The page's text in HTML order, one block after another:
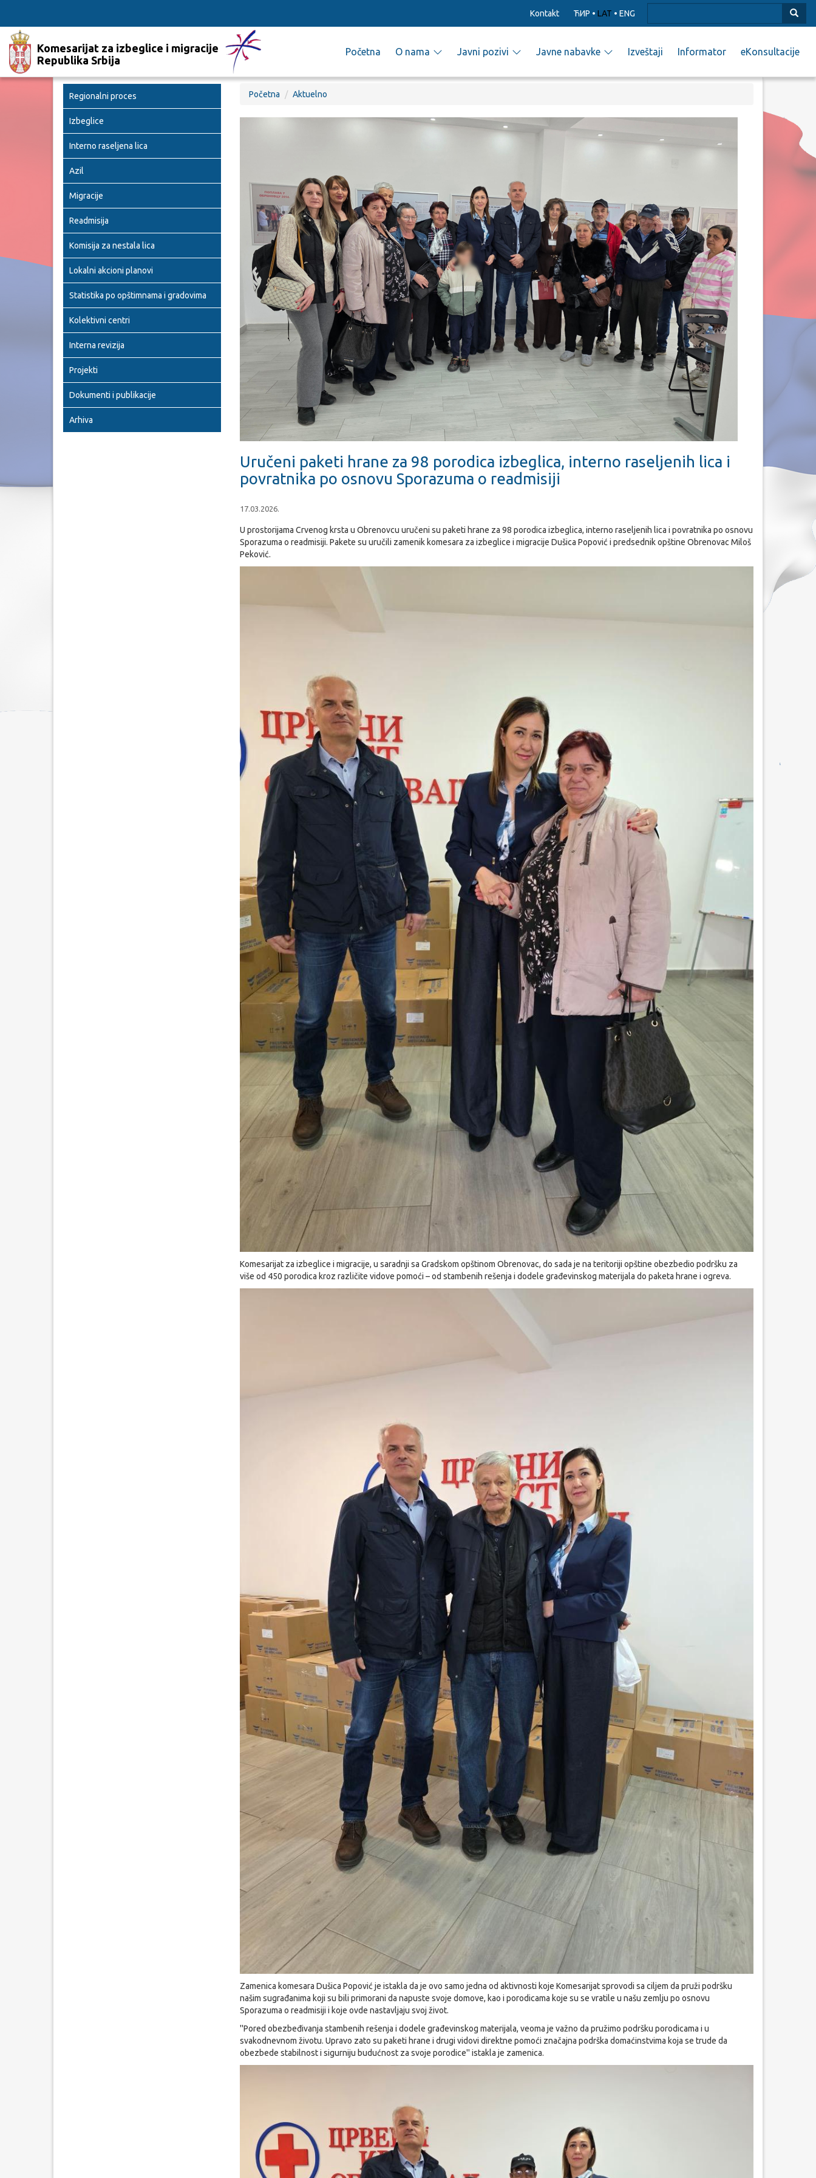
Kontakt ЋИР •LAT •ENG
Komesarijat za izbeglice i migracije
Republika Srbija
Početna O nama Javni pozivi Javne nabavke Izveštaji Informator eKonsultacije
Regionalni proces
Izbeglice
Interno raseljena lica
Azil
Migracije
Readmisija
Komisija za nestala lica
Lokalni akcioni planovi
Statistika po opštimnama i gradovima
Kolektivni centri
Interna revizija
Projekti
Dokumenti i publikacije
Arhiva
Početna Aktuelno
Uručeni paketi hrane za 98 porodica izbeglica, interno raseljenih lica i
povratnika po osnovu Sporazuma o readmisiji
17.03.2026.
U prostorijama Crvenog krsta u Obrenovcu uručeni su paketi hrane za 98 porodica izbeglica, interno raseljenih lica i povratnika po osnovu
Sporazuma o readmisiji. Pakete su uručili zamenik komesara za izbeglice i migracije Dušica Popović i predsednik opštine Obrenovac Miloš
Peković.
Komesarijat za izbeglice i migracije, u saradnji sa Gradskom opštinom Obrenovac, do sada je na teritoriji opštine obezbedio podršku za
više od 450 porodica kroz različite vidove pomoći – od stambenih rešenja i dodele građevinskog materijala do paketa hrane i ogreva.
Zamenica komesara Dušica Popović je istakla da je ovo samo jedna od aktivnosti koje Komesarijat sprovodi sa ciljem da pruži podršku
našim sugrađanima koji su bili primorani da napuste svoje domove, kao i porodicama koje su se vratile u našu zemlju po osnovu
Sporazuma o readmisiji i koje ovde nastavljaju svoj život.
''Pored obezbeđivanja stambenih rešenja i dodele građevinskog materijala, veoma je važno da pružimo podršku porodicama i u
svakodnevnom životu. Upravo zato su paketi hrane i drugi vidovi direktne pomoći značajna podrška domaćinstvima koja se trude da
obezbede stabilnost i sigurniju budućnost za svoje porodice'' istakla je zamenica.